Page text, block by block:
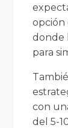
opción
donde
para
con
del 5-